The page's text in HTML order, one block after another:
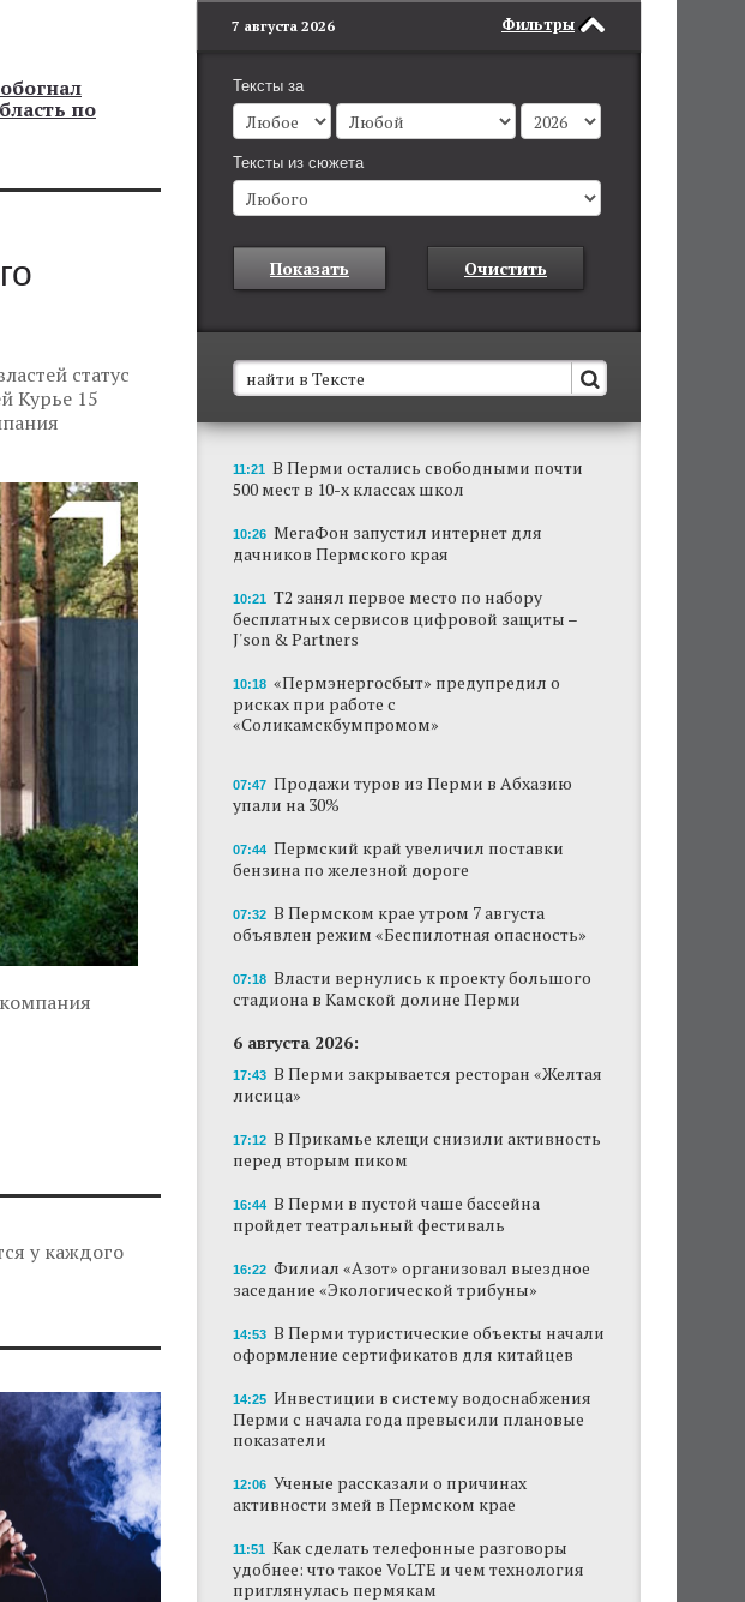
по
статус
Курье 15
у каждого
Фильтры
7 августа 2026
Тексты за
Тексты из сюжета
Показать Очистить
В Пермском крае установят новые станции
обнаружения беспилотников
Они используются для обнаружения и
отслеживания БПЛА в воздухе.
Продажи туров из Перми в Абхазию упали
на 30%
Власти вернулись к проекту большого
В Перми закрывается ресторан «Желтая
лисица»
В Перми в пустой чаше бассейна пройдет
театральный фестиваль
В Перми туристические объекты начали
оформление сертификатов для китайцев
Ученые рассказали о причинах активности
змей в Пермском крае
Ученые начали изучение состояния
Кунгурской ледяной пещеры
11:21 В Перми остались свободными почти
500 мест в 10-х классах школ
10:26 МегаФон запустил интернет для
дачников Пермского края
10:21 Т2 занял первое место по набору
бесплатных сервисов цифровой защиты –
J'son & Partners
10:18 «Пермэнергосбыт» предупредил о
рисках при работе с
«Соликамскбумпромом»
07:47 Продажи туров из Перми в Абхазию
упали на 30%
07:44 Пермский край увеличил поставки
бензина по железной дороге
07:32 В Пермском крае утром 7 августа
объявлен режим «Беспилотная опасность»
07:18 Власти вернулись к проекту большого
стадиона в Камской долине Перми
6 августа 2026:
17:43 В Перми закрывается ресторан «Желтая
лисица»
17:12 В Прикамье клещи снизили активность
перед вторым пиком
16:44 В Перми в пустой чаше бассейна
пройдет театральный фестиваль
16:22 Филиал «Азот» организовал выездное
заседание «Экологической трибуны»
14:53 В Перми туристические объекты начали
оформление сертификатов для китайцев
14:25 Инвестиции в систему водоснабжения
Перми с начала года превысили плановые
показатели
12:06 Ученые рассказали о причинах
активности змей в Пермском крае
11:51 Как сделать телефонные разговоры
удобнее: что такое VoLTE и чем технология
приглянулась пермякам